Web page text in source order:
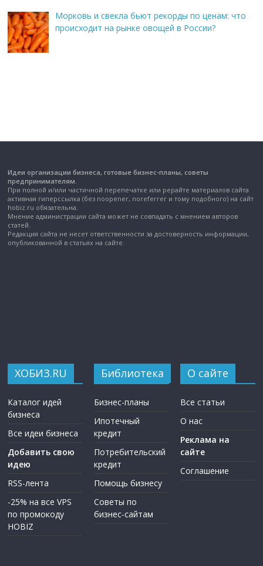
Морковь и свекла бьют рекорды по ценам: что
происходит на рынке овощей в России?
Идеи организации бизнеса, готовые бизнес-планы, советы
предпринимателям.
При полной и/или частичной перепечатке или рерайте материалов сайта
активная гиперссылка (без noopener, noreferrer и тому подобного) на сайт
hobiz.ru обязательна.
Мнение администрации сайта может не совпадать с мнением авторов
статей.
Редакция сайта не несет ответственности за достоверность информации,
опубликованной в статьях на сайте.
ХОБИЗ.RU
Каталог идей
бизнеса
Все идеи бизнеса
Добавить свою
идею
RSS-лента
-25% на все VPS
по промокоду
HOBIZ
Библиотека
Бизнес-планы
Ипотечный
кредит
Потребительский
кредит
Помощь бизнесу
Советы по
бизнес-сайтам
О сайте
Все статьи
О нас
Реклама на
сайте
Соглашение